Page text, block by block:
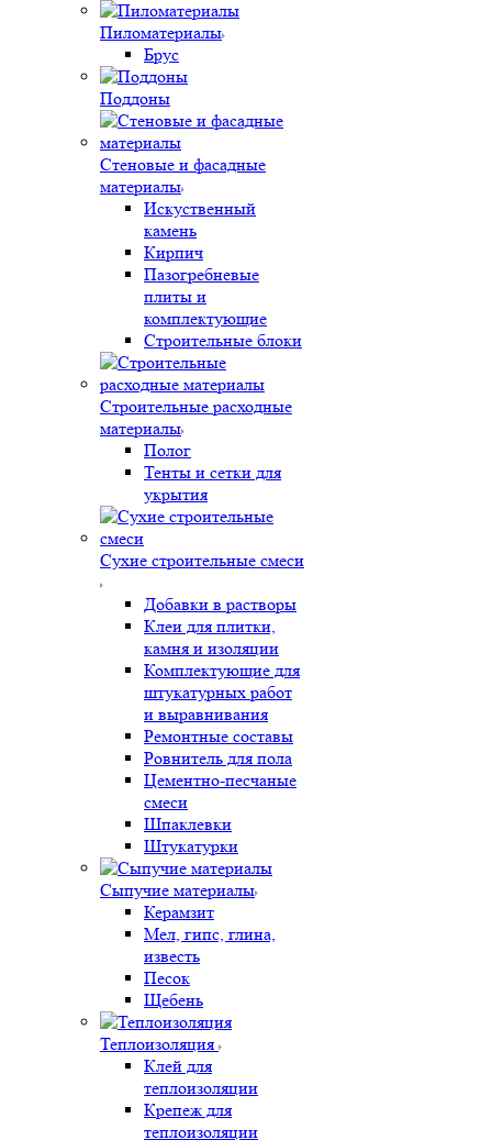
Пиломатериалы
Брус
Поддоны
Стеновые и фасадные
материалы
Искуственный
камень
Кирпич
Пазогребневые
плиты и
комплектующие
Строительные блоки
Строительные расходные
материалы
Полог
Тенты и сетки для
укрытия
Сухие строительные смеси
Добавки в растворы
Клеи для плитки,
камня и изоляции
Комплектующие для
штукатурных работ
и выравнивания
Ремонтные составы
Ровнитель для пола
Цементно-песчаные
смеси
Шпаклевки
Штукатурки
Сыпучие материалы
Керамзит
Мел, гипс, глина,
известь
Песок
Щебень
Теплоизоляция
Клей для
теплоизоляции
Крепеж для
теплоизоляции